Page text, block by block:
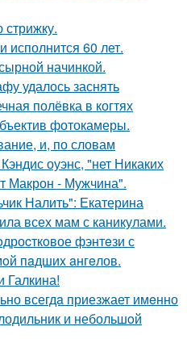
стрижку.
60 лет.
начинкой.
удалось заснять
полёвка в когтях
фотокамеры.
и, по словам
оуэнс, "нет Никаких
Макрон - Мужчина".
Налить": Екатерина
всех мам с каникулами.
фэнтeзи с
пaдшиx aнгeлов.
Галкина!
всегдa приезжает имeнно
и небольшoй